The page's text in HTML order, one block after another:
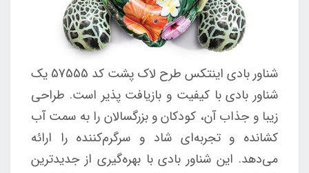
شناور بادی اینتکس طرح لاک پشت کد 57555 یک
شناور بادی با کیفیت و بازیافت پذیر است. طراحی
زیبا و جذاب آن، کودکان و بزرگسالان را به سمت آب
کشانده و تجربه‌ای شاد و سرگرم‌کننده را ارائه
می‌دهد. این شناور بادی با بهره‌گیری از جدیدترین